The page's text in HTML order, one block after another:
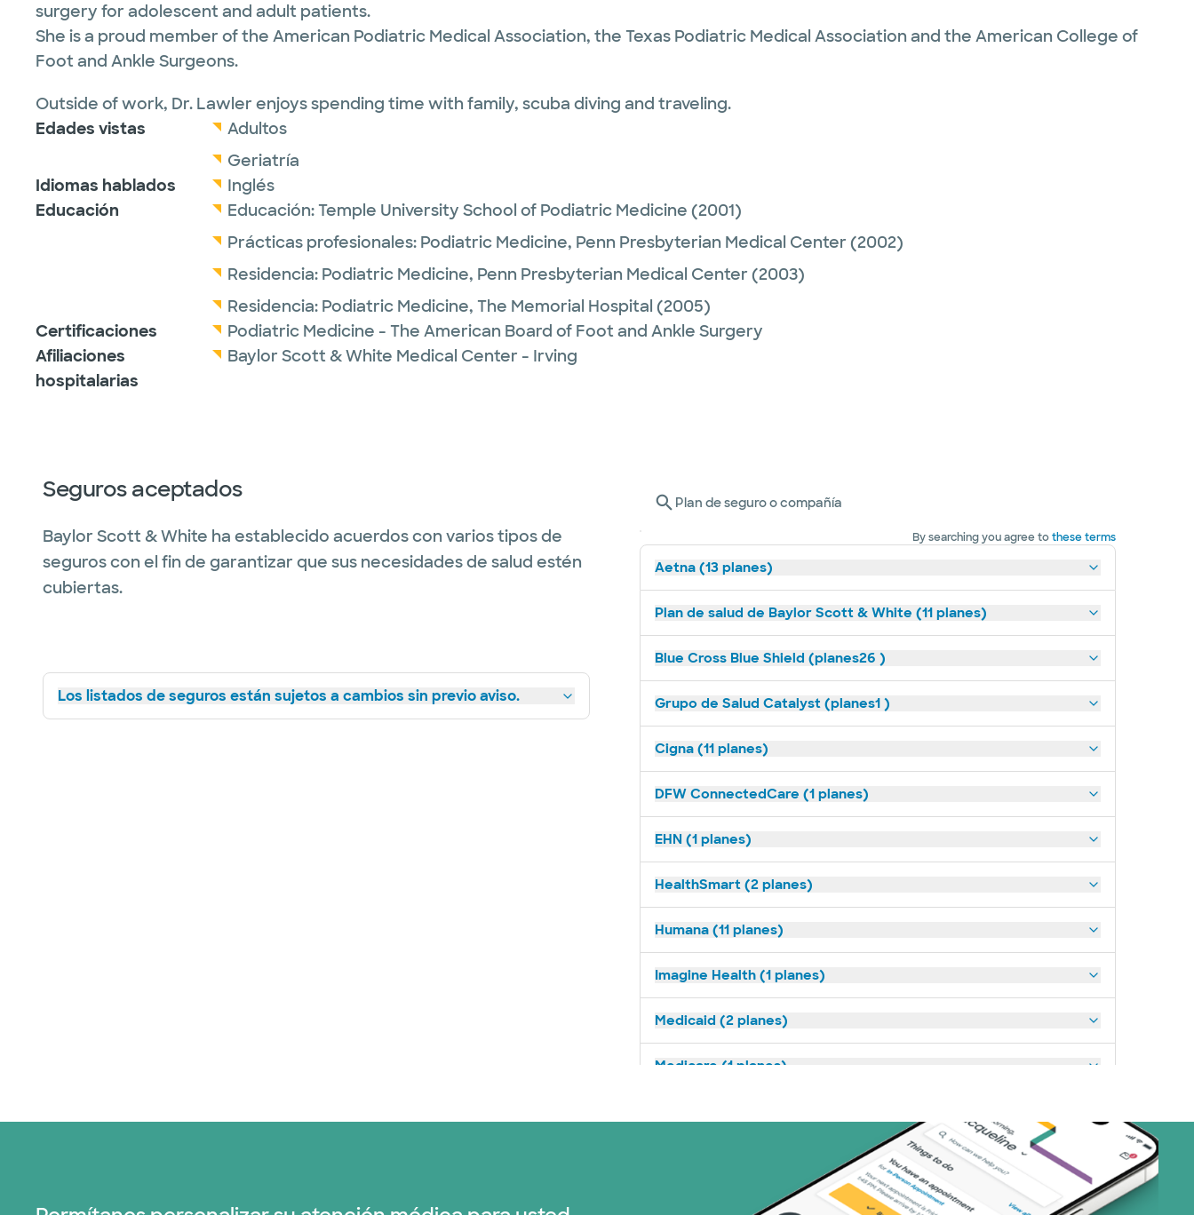
surgery for adolescent and adult patients.
She is a proud member of the American Podiatric Medical Association, the Texas Podiatric Medical Association and the American College of
Foot and Ankle Surgeons.
Outside of work, Dr. Lawler enjoys spending time with family, scuba diving and traveling.
Edades vistas
Adultos
Geriatría
Idiomas hablados
Inglés
Educación
Educación:Temple University School of Podiatric Medicine (2001)
Prácticas profesionales: Podiatric Medicine, Penn Presbyterian Medical Center (2002)
Residencia: Podiatric Medicine, Penn Presbyterian Medical Center (2003)
Residencia: Podiatric Medicine, The Memorial Hospital (2005)
Certificaciones
Podiatric Medicine - The American Board of Foot and Ankle Surgery
Afiliaciones
hospitalarias
Baylor Scott & White Medical Center - Irving
Seguros aceptados
Baylor Scott & White ha establecido acuerdos con varios tipos de
seguros con el fin de garantizar que sus necesidades de salud estén
cubiertas.
Los listados de seguros están sujetos a cambios sin previo aviso.
Plan de seguro o compañía
By searching you agree tothese terms
Aetna (13 planes)
Plan de salud de Baylor Scott & White (11 planes)
Blue Cross Blue Shield (planes26 )
Grupo de Salud Catalyst (planes1 )
Cigna (11 planes)
DFW ConnectedCare (1 planes)
EHN (1 planes)
HealthSmart (2 planes)
Humana (11 planes)
Imagine Health (1 planes)
Medicaid (2 planes)
Medicare (1 planes)
Prism Electric (1 planes)